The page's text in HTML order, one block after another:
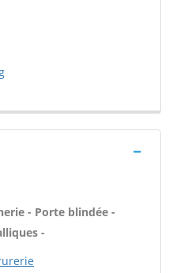
- Porte blindée -
-